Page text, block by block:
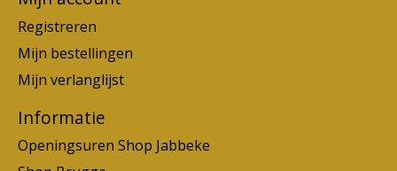
Registreren
Mijn bestellingen
Mijn verlanglijst
Informatie
Openingsuren Shop Jabbeke